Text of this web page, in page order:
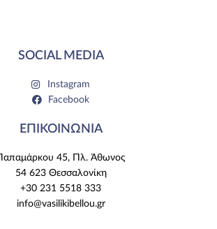
SOCIAL MEDIA
Instagram
Facebook
ΕΠΙΚΟΙΝΩΝΙΑ
Παπαμάρκου 45, Πλ. Άθωνος
54 623 Θεσσαλονίκη
+30 231 5518 333
info@vasilikibellou.gr